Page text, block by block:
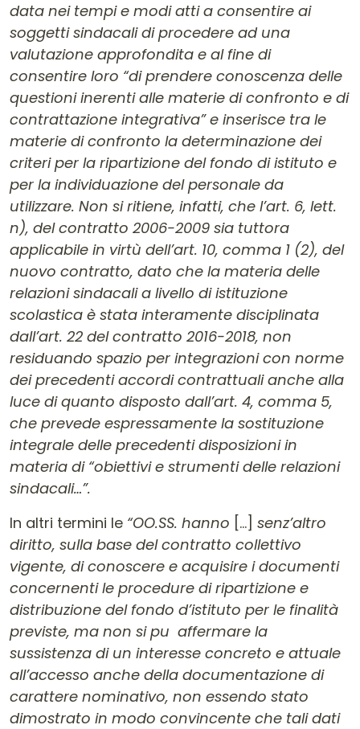
data nei tempi e modi atti a consentire ai
soggetti sindacali di procedere ad una
valutazione approfondita e al fine di
consentire loro “di prendere conoscenza delle
questioni inerenti alle materie di confronto e di
contrattazione integrativa” e inserisce tra le
materie di confronto la determinazione dei
criteri per la ripartizione del fondo di istituto e
per la individuazione del personale da
utilizzare. Non si ritiene, infatti, che l’art. 6, lett.
n), del contratto 2006-2009 sia tuttora
applicabile in virtù dell’art. 10, comma 1 (2), del
nuovo contratto, dato che la materia delle
relazioni sindacali a livello di istituzione
scolastica è stata interamente disciplinata
dall’art. 22 del contratto 2016-2018, non
residuando spazio per integrazioni con norme
dei precedenti accordi contrattuali anche alla
luce di quanto disposto dall’art. 4, comma 5,
che prevede espressamente la sostituzione
integrale delle precedenti disposizioni in
materia di “obiettivi e strumenti delle relazioni
sindacali…”.
In altri termini le “OO.SS. hanno […] senz’altro
diritto, sulla base del contratto collettivo
vigente, di conoscere e acquisire i documenti
concernenti le procedure di ripartizione e
distribuzione del fondo d’istituto per le finalità
previste, ma non si pu affermare la
sussistenza di un interesse concreto e attuale
all’accesso anche della documentazione di
carattere nominativo, non essendo stato
dimostrato in modo convincente che tali dati